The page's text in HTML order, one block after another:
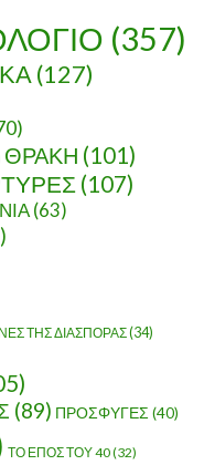
(357)
(127)
ΘΡΑΚΗ (101)
(107)
(63)
ΤΗΣ ΔΙΑΣΠΟΡΑΣ(34)
(89) ΠΡΟΣΦΥΓΕΣ (40)
ΤΟ ΕΠΟΣ ΤΟΥ 40(32)